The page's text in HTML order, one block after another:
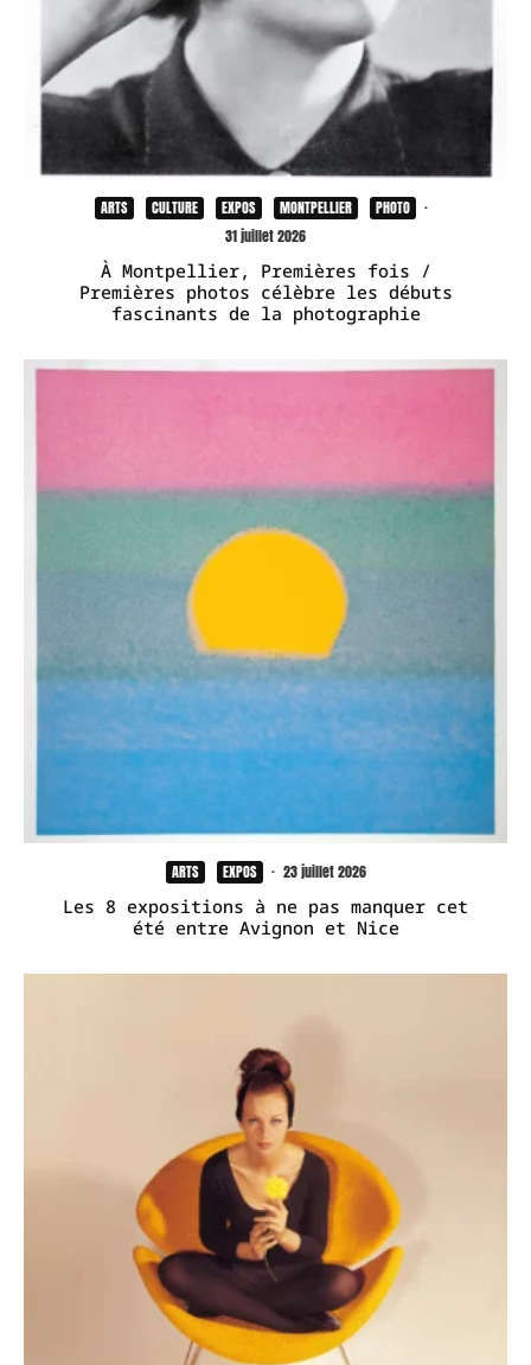
ARTS CULTURE EXPOS MONTPELLIER PHOTO
·
31 juillet 2026
À Montpellier, Premières fois /
Premières photos célèbre les débuts
fascinants de la photographie
ARTS EXPOS · 23 juillet 2026
Les 8 expositions à ne pas manquer cet
été entre Avignon et Nice